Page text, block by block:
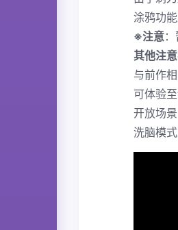
涂鸦功
※注意
其他注
与前作
可体验
开放场
洗脑模